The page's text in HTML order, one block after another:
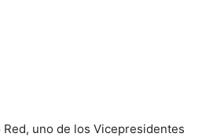
uno de los Vicepresidentes